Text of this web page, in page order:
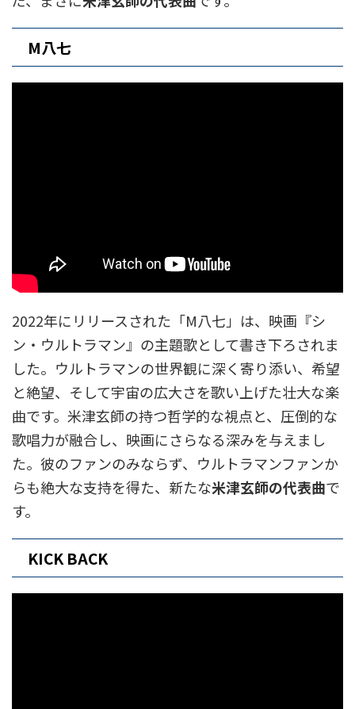
M八七
2022年にリリースされた「M八七」は、映画『シ
ン・ウルトラマン』の主題歌として書き下ろされま
した。ウルトラマンの世界観に深く寄り添い、希望
と絶望、そして宇宙の広大さを歌い上げた壮大な楽
曲です。米津玄師の持つ哲学的な視点と、圧倒的な
歌唱力が融合し、映画にさらなる深みを与えまし
た。彼のファンのみならず、ウルトラマンファンか
らも絶大な支持を得た、新たな米津玄師の代表曲で
す。
KICK BACK